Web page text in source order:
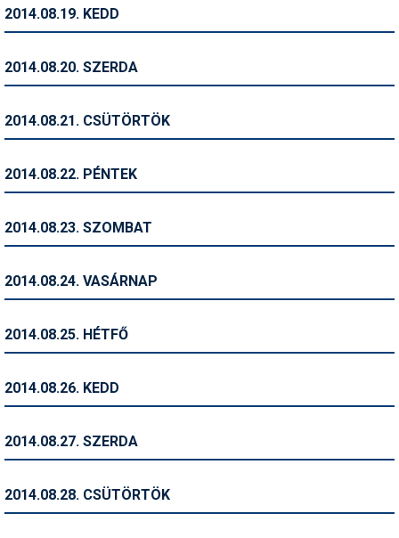
Snowboard
Szakértők
Telemark
Történelem
Utazási tippek
2014.08.19. KEDD
2014.08.20. SZERDA
2014.08.21. CSÜTÖRTÖK
2014.08.22. PÉNTEK
2014.08.23. SZOMBAT
2014.08.24. VASÁRNAP
2014.08.25. HÉTFŐ
2014.08.26. KEDD
2014.08.27. SZERDA
2014.08.28. CSÜTÖRTÖK